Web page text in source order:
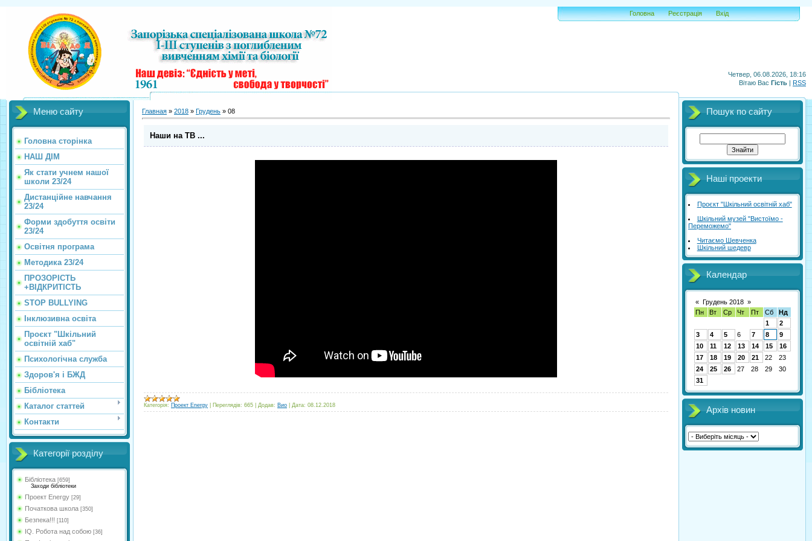
Четвер, 06.08.2026, 18:16
Вітаю Вас Гість | RSS
Головна Реєстрація Вхід
Меню сайту
Головна сторінка
НАШ ДІМ
Як стати учнем нашої
школи 23/24
Дистанційне навчання
23/24
Форми здобуття освіти
23/24
Освітня програма
Методика 23/24
ПРОЗОРІСТЬ
+ВІДКРИТІСТЬ
STOP BULLYING
Інклюзивна освіта
Проєкт "Шкільний
освітній хаб"
Психологічна служба
Здоров'я і БЖД
Бібліотека
Каталог статтей
Контакти
Категорії розділу
Бібліотека [659]
Заходи бібліотеки
Проект Energy [29]
Початкова школа [350]
Безпека!!! [110]
IQ. Робота над собою [36]
Главная » 2018 » Грудень » 08
Наши на ТВ ...
Категорія: Проект Energy Переглядів: 665 Додав: Вио Дата: 08.12.2018
Пошук по сайту
Наші проекти
Проєкт "Шкільний освітній хаб"
Шкільний музей "Вистоїмо -
Переможемо"
Читаємо Шевченка
Шкільний шедевр
Календар
« Грудень 2018 »
Пн
Вт Ср Чт Пт Сб
Нд
1
2
3
4 5 6 7 8
9
10
11 12 13 14 15
16
17
18 19 20 21 22
23
24
25 26 27 28 29
30
31
Архів новин